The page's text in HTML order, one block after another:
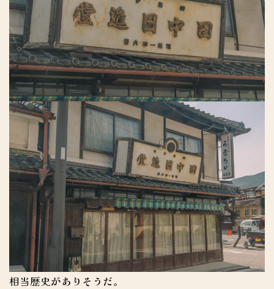
相当歴史がありそうだ。